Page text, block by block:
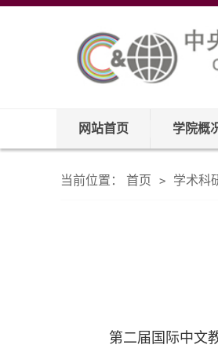
网站首页 学院概
当前位置： 首页 > 学术科
第二届国际中文